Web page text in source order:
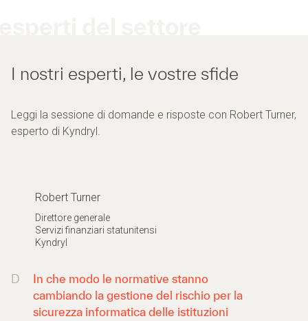
I nostri esperti, le vostre sfide
Leggi la sessione di domande e risposte con Robert Turner,
esperto di Kyndryl.
D
In che modo le normative stanno
cambiando la gestione del rischio per la
sicurezza informatica delle istituzioni
Robert Turner
Direttore generale
Servizi finanziari statunitensi
Kyndryl